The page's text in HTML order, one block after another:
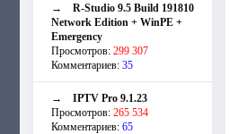
→ R-Studio 9.5 Build 191810
Network Edition + WinPE +
Emergency
Просмотров: 299 307
Комментариев: 35
→ IPTV Pro 9.1.23
Просмотров: 265 534
Комментариев: 65